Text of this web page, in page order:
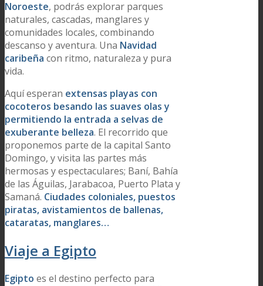
Noroeste, podrás explorar parques
naturales, cascadas, manglares y
comunidades locales, combinando
descanso y aventura. Una Navidad
caribeña con ritmo, naturaleza y pura
vida.
Aquí esperan extensas playas con
cocoteros besando las suaves olas y
permitiendo la entrada a selvas de
exuberante belleza. El recorrido que
proponemos parte de la capital Santo
Domingo, y visita las partes más
hermosas y espectaculares; Baní, Bahía
de las Águilas, Jarabacoa, Puerto Plata y
Samaná. Ciudades coloniales, puestos
piratas, avistamientos de ballenas,
cataratas, manglares…
Viaje a Egipto
Egipto es el destino perfecto para